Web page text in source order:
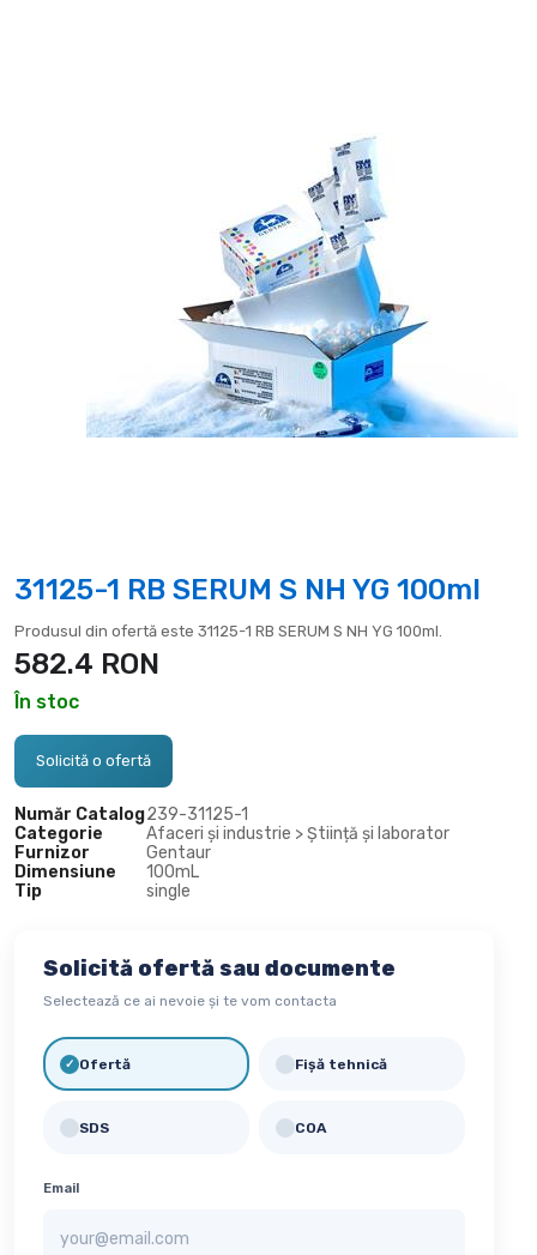
31125-1 RB SERUM S NH YG 100ml
Produsul din ofertă este 31125-1 RB SERUM S NH YG 100ml.
582.4 RON
În stoc
Solicită o ofertă
Număr Catalog239-31125-1
Categorie
Afaceri și industrie > Știință și laborator
Furnizor
Gentaur
Dimensiune
100mL
Tip
single
Solicită ofertă sau documente
Selectează ce ai nevoie și te vom contacta
✓ Ofertă Fișă tehnică
SDS COA
Email